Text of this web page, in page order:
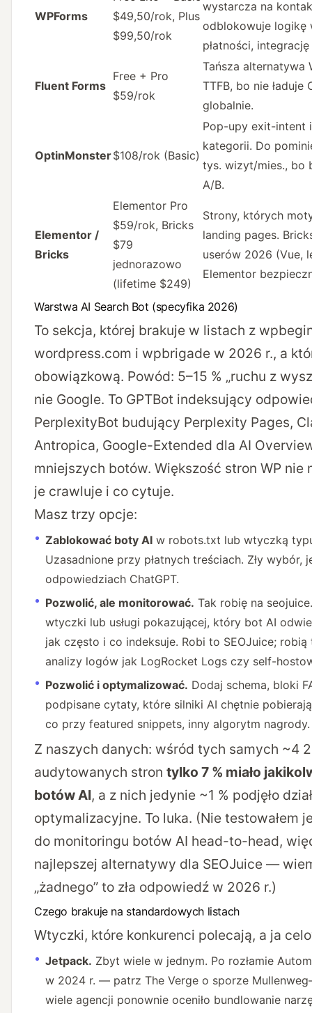
WPForms
$49,50/rok, Plus
$99,50/rok
wystarcza na
odblokowuje logikę
płatności,
Fluent Forms
Free + Pro
$59/rok
Tańsza alternatywa
TTFB, bo nie ładuje
globalnie.
OptinMonster$108/rok (Basic)
Pop-upy exit-intent
kategorii. Do
tys. wizyt/mies., bo
A/B.
Elementor /
Bricks
Elementor Pro
$59/rok, Bricks
$79
jednorazowo
(lifetime $249)
Strony, których
landing pages.
userów 2026 (Vue,
Elementor
Warstwa AI Search Bot (specyfika 2026)
To sekcja, której brakuje w listach z
wordpress.com i wpbrigade w 2026 r., a
obowiązkową. Powód: 5–15 % „ruchu z
nie Google. To GPTBot indeksujący
PerplexityBot budujący Perplexity Pages,
Antropica, Google-Extended dla AI
mniejszych botów. Większość stron WP nie
je crawluje i co cytuje.
Masz trzy opcje:
Zablokować boty AI w robots.txt lub wtyczką
Uzasadnione przy płatnych treściach. Zły wybór,
odpowiedziach ChatGPT.
Pozwolić, ale monitorować. Tak robię na
wtyczki lub usługi pokazującej, który bot AI
jak często i co indeksuje. Robi to SEOJuice;
analizy logów jak LogRocket Logs czy self-
Pozwolić i optymalizować. Dodaj schema, bloki
podpisane cytaty, które silniki AI chętnie
co przy featured snippets, inny algorytm nagrody.
Z naszych danych: wśród tych samych ~4
audytowanych stron tylko 7 % miało
botów AI, a z nich jedynie ~1 % podjęło
optymalizacyjne. To luka. (Nie testowałem
do monitoringu botów AI head-to-head,
najlepszej alternatywy dla SEOJuice —
„żadnego” to zła odpowiedź w 2026 r.)
Czego brakuje na standardowych listach
Wtyczki, które konkurenci polecają, a ja
Jetpack. Zbyt wiele w jednym. Po rozłamie
w 2024 r. — patrz The Verge o sporze
wiele agencji ponownie oceniło bundlowanie